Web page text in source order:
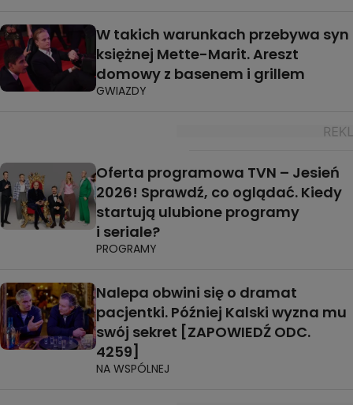
W takich warunkach przebywa syn
księżnej Mette-Marit. Areszt
domowy z basenem i grillem
GWIAZDY
Oferta programowa TVN – Jesień
2026! Sprawdź, co oglądać. Kiedy
startują ulubione programy
i seriale?
PROGRAMY
Nalepa obwini się o dramat
pacjentki. Później Kalski wyzna mu
swój sekret [ZAPOWIEDŹ ODC.
4259]
NA WSPÓLNEJ